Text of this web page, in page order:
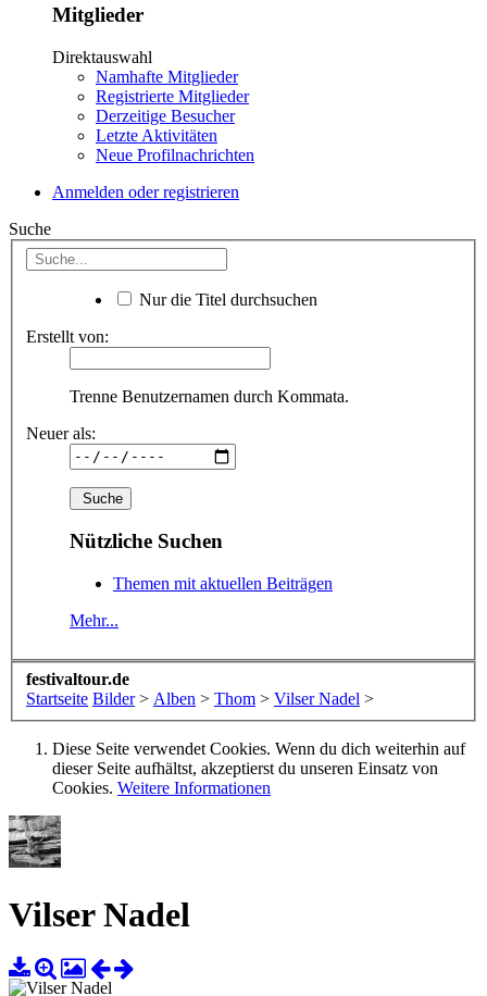
Mitglieder
Direktauswahl
Namhafte Mitglieder
Registrierte Mitglieder
Derzeitige Besucher
Letzte Aktivitäten
Neue Profilnachrichten
Anmelden oder registrieren
Suche
Nur die Titel durchsuchen
Erstellt von:
Trenne Benutzernamen durch Kommata.
Neuer als:
Nützliche Suchen
Themen mit aktuellen Beiträgen
Mehr...
festivaltour.de
Startseite Bilder > Alben > Thom > Vilser Nadel >
Diese Seite verwendet Cookies. Wenn du dich weiterhin auf
dieser Seite aufhältst, akzeptierst du unseren Einsatz von
Cookies. Weitere Informationen
Vilser Nadel